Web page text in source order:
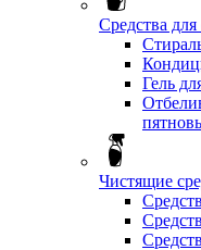
Средства для
Гель
Чистящие